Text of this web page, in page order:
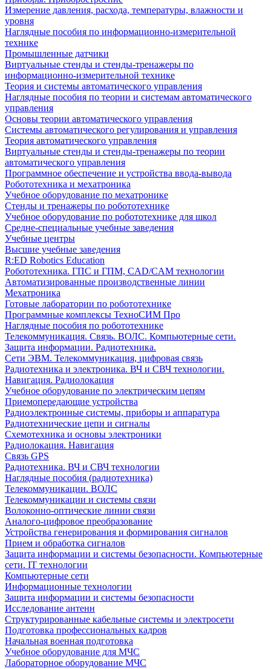
Измерение давления, расхода, температуры, влажности и
уровня
Наглядные пособия по информационно-измерительной
технике
Промышленные датчики
Виртуальные стенды и стенды-тренажеры по
информационно-измерительной технике
Теория и системы автоматического управления
Наглядные пособия по теории и системам автоматического
управления
Основы теории автоматического управления
Системы автоматического регулирования и управления
Теория автоматического управления
Виртуальные стенды и стенды-тренажеры по теории
автоматического управления
Программное обеспечение и устройства ввода-вывода
Робототехника и мехатроника
Учебное оборудование по мехатронике
Стенды и тренажеры по робототехнике
Учебное оборудование по робототехнике для школ
Средне-специальные учебные заведения
Учебные центры
Высшие учебные заведения
R:ED Robotics Education
Робототехника. ГПС и ГПМ, CAD/CAM технологии
Автоматизированные производственные линии
Мехатроника
Готовые лаборатории по робототехнике
Программные комплексы ТехноСИМ Про
Наглядные пособия по робототехнике
Телекоммуникация. Связь. ВОЛС. Компьютерные сети.
Защита информации. Радиотехника.
Сети ЭВМ. Телекоммуникация, цифровая связь
Радиотехника и электроника. ВЧ и СВЧ технологии.
Навигация. Радиолокация
Учебное оборудование по электрическим цепям
Приемопередающие устройства
Радиоэлектронные системы, приборы и аппаратура
Радиотехнические цепи и сигналы
Схемотехника и основы электроники
Радиолокация. Навигация
Связь GPS
Радиотехника. ВЧ и СВЧ технологии
Наглядные пособия (радиотехника)
Телекоммуникации. ВОЛС
Телекоммуникации и системы связи
Волоконно-оптические линии связи
Аналого-цифровое преобразование
Устройства генерирования и формирования сигналов
Прием и обработка сигналов
Защита информации и системы безопасности. Компьютерные
сети. IT технологии
Компьютерные сети
Информационные технологии
Защита информации и системы безопасности
Исследование антенн
Структурированные кабельные системы и электросети
Подготовка профессиональных кадров
Начальная военная подготовка
Учебное оборудование для МЧС
Лабораторное оборудование МЧС